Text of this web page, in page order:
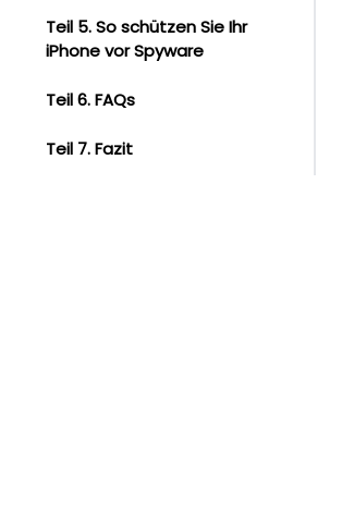
Teil 5. So schützen Sie Ihr
iPhone vor Spyware
Teil 6. FAQs
Teil 7. Fazit